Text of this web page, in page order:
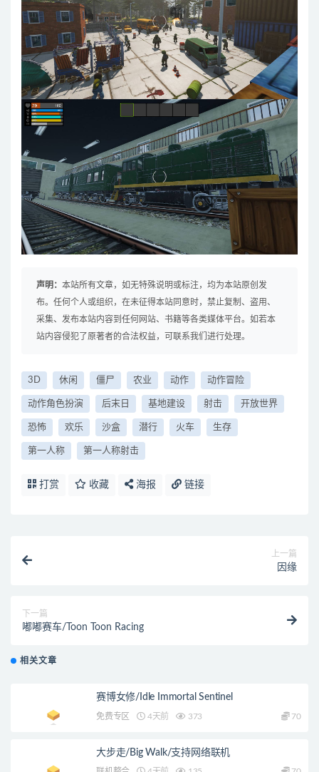
声明： 本站所有文章，如无特殊说明或标注，均为本站原创发
布。任何个人或组织，在未征得本站同意时，禁止复制、盗用、
采集、发布本站内容到任何网站、书籍等各类媒体平台。如若本
站内容侵犯了原著者的合法权益，可联系我们进行处理。
3D 休闲 僵尸 农业 动作 动作冒险
动作角色扮演 后末日 基地建设 射击 开放世界
恐怖 欢乐 沙盒 潜行 火车 生存
第一人称 第一人称射击
打赏 收藏 海报 链接
上一篇
因缘
下一篇
嘟嘟赛车/Toon Toon Racing
相关文章
赛博女修/Idle Immortal Sentinel
免费专区 4天前 373 70
大步走/Big Walk/支持网络联机